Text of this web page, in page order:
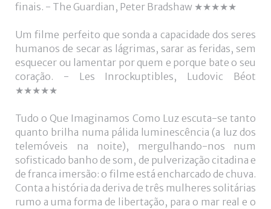
finais. - The Guardian, Peter Bradshaw ★★★★★
Um filme perfeito que sonda a capacidade dos seres
humanos de secar as lágrimas, sarar as feridas, sem
esquecer ou lamentar por quem e porque bate o seu
coração. - Les Inrockuptibles, Ludovic Béot
★★★★★
Tudo o Que Imaginamos Como Luz escuta-se tanto
quanto brilha numa pálida luminescência (a luz dos
telemóveis na noite), mergulhando-nos num
sofisticado banho de som, de pulverização citadina e
de franca imersão: o filme está encharcado de chuva.
Conta a história da deriva de três mulheres solitárias
rumo a uma forma de libertação, para o mar real e o